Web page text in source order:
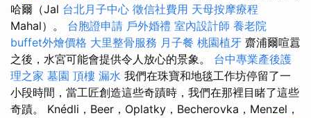
哈爾（Jal 台北月子中心 徵信社費用 天母按摩療程
Mahal）。 台胞證申請 戶外婚禮 室內設計師 養老院
buffet外燴價格 大里整骨服務 月子餐 桃園植牙 齋浦爾喧囂
之後，水宮可能會提供令人放心的景象。 台中專業產後護
理之家 墓園 頂樓 漏水 我們在珠寶和地毯工作坊停留了一
小段時間，當工匠創造這些奇蹟時，我們在那裡目睹了這些
奇蹟。 Knédli，Beer，Oplatky，Becherovka，Menzel，